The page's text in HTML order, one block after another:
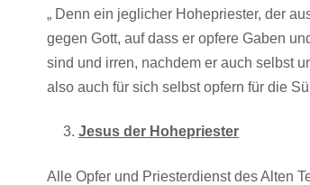
„ Denn ein jeglicher Hohepriester, der
gegen Gott, auf dass er opfere Gaben
sind und irren, nachdem er auch selbst
also auch für sich selbst opfern für die
Jesus der Hohepriester
Alle Opfer und Priesterdienst des Alten